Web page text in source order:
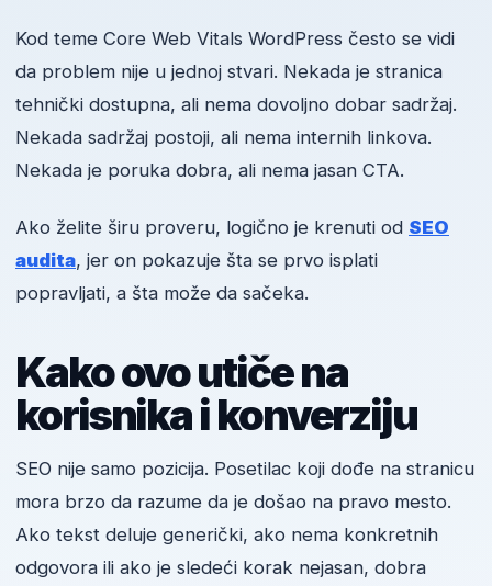
Kod teme Core Web Vitals WordPress često se vidi
da problem nije u jednoj stvari. Nekada je stranica
tehnički dostupna, ali nema dovoljno dobar sadržaj.
Nekada sadržaj postoji, ali nema internih linkova.
Nekada je poruka dobra, ali nema jasan CTA.
Ako želite širu proveru, logično je krenuti od SEO
audita, jer on pokazuje šta se prvo isplati
popravljati, a šta može da sačeka.
Kako ovo utiče na
korisnika i konverziju
SEO nije samo pozicija. Posetilac koji dođe na stranicu
mora brzo da razume da je došao na pravo mesto.
Ako tekst deluje generički, ako nema konkretnih
odgovora ili ako je sledeći korak nejasan, dobra